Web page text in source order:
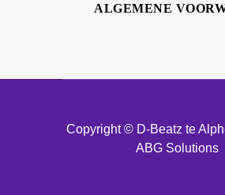
ALGEMENE
Copyright © D-Beatz te
ABG Solutions